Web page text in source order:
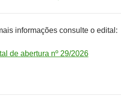
informações consulte o edital:
de abertura nº 29/2026